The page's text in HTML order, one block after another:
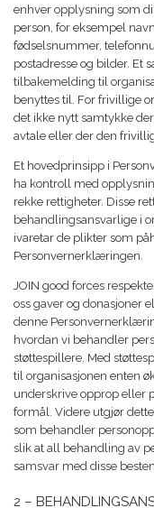
enhver opplysning som
person, for eksempel
fødselsnummer,
postadresse og bilder. Et
tilbakemelding til
benyttes til. For frivillige
det ikke nytt samtykke
avtale eller der den
Et hovedprinsipp i
ha kontroll med
rekke rettigheter. Disse
behandlingsansvarlige i
ivaretar de plikter som
Personvernerklæringen.
JOIN good forces
oss gaver og donasjoner
denne
hvordan vi behandler
støttespillere. Med
til organisasjonen enten
underskrive opprop eller
formål. Videre utgjør
som behandler
slik at all behandling av
samsvar med disse
2 –